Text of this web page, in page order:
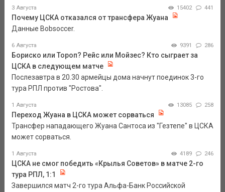
3 Августа 15402 441
Почему ЦСКА отказался от трансфера Жуана
Данные Bobsoccer.
6 Августа 9391 286
Бориско или Тороп? Рейс или Мойзес? Кто сыграет за
ЦСКА в следующем матче
Послезавтра в 20.30 армейцы дома начнут поединок 3-го
тура РПЛ против "Ростова".
1 Августа 13085 258
Переход Жуана в ЦСКА может сорваться
Трансфер нападающего Жуана Сантоса из "Гезтепе" в ЦСКА
может сорваться.
1 Августа 4189 246
ЦСКА не смог победить «Крылья Советов» в матче 2-го
тура РПЛ, 1:1
Завершился матч 2-го тура Альфа-Банк Российской